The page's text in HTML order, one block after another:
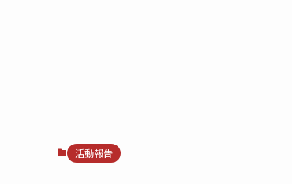
活動報告